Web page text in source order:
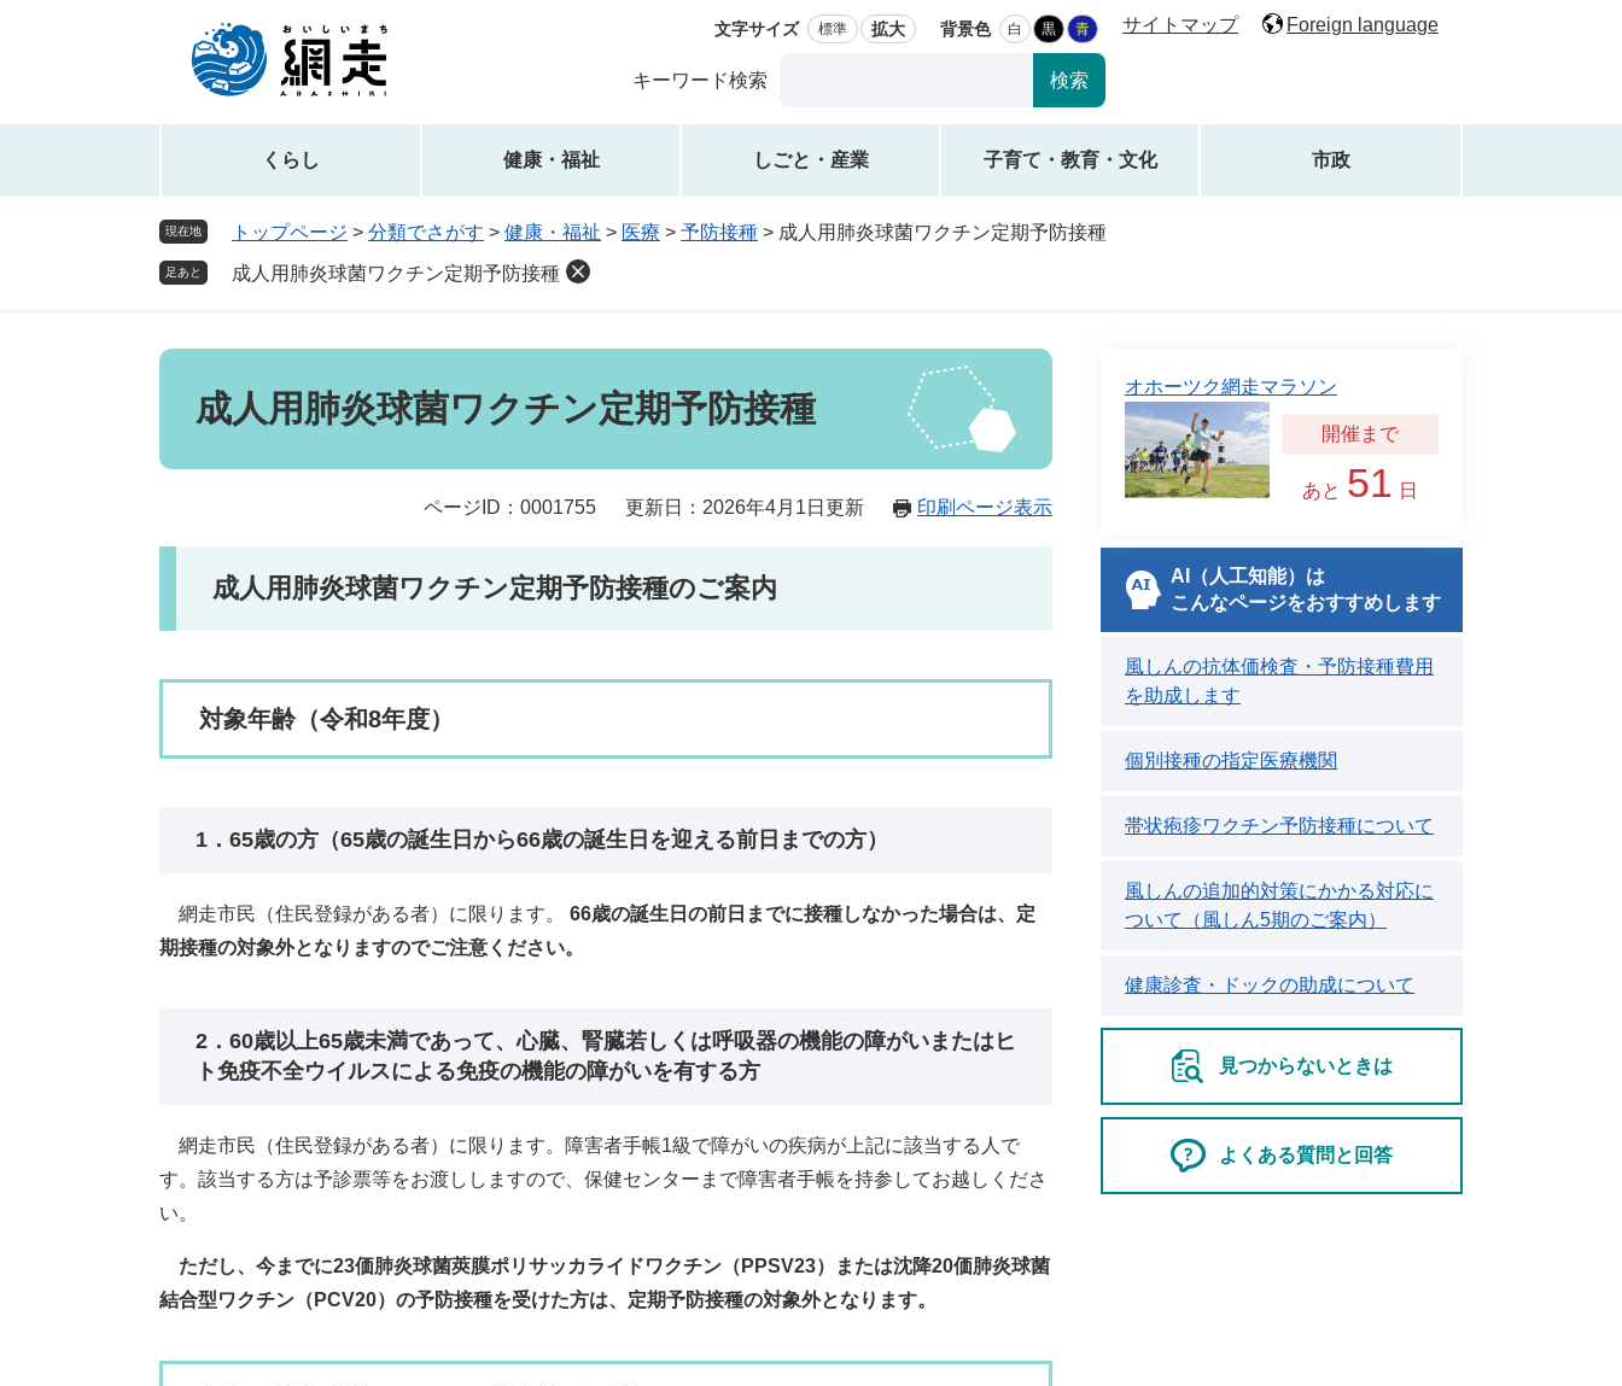
先
を
文字サイズ 標準 拡大 背景色 白 黒 青 サイトマップ Foreign language
キーワード検索
ス
タ
索
くらし 健康・福祉 しごと・産業 子育て・教育・文化 市政
現在地 トップページ > 分類でさがす > 健康・福祉 > 医療 > 予防接種 > 成人用肺炎球菌ワクチン定期予防接種
足あと 成人用肺炎球菌ワクチン定期予防接種
本
成人用肺炎球菌ワクチン定期予防接種
ページID：0001755 更新日：2026年4月1日更新 印刷ページ表示
成人用肺炎球菌ワクチン定期予防接種のご案内
対象年齢（令和8年度）
1．65歳の方（65歳の誕生日から66歳の誕生日を迎える前日までの方）
網走市民（住民登録がある者）に限ります。 66歳の誕生日の前日までに接種しなかった場合は、定
期接種の対象外となりますのでご注意ください。​
2．60歳以上65歳未満であって、心臓、腎臓若しくは呼吸器の機能の障がいまたはヒ
ト免疫不全ウイルスによる免疫の機能の障がいを有する方
網走市民（住民登録がある者）に限ります。障害者手帳1級で障がいの疾病が上記に該当する人で
す。該当する方は予診票等をお渡ししますので、保健センターまで障害者手帳を持参してお越しくださ
い。
ただし、今までに23価肺炎球菌莢膜ポリサッカライドワクチン（PPSV23​）または沈降20価肺炎球菌
結合型ワクチン（PCV20）の予防接種を受けた方は、定期予防接種の対象外となります。
オホーツク網走マラソン
あと 51 日
AI（人工知能）は
こんなページをおすすめします
風しんの抗体価検査・予防接種費用
を助成します
個別接種の指定医療機関
帯状疱疹ワクチン予防接種について
風しんの追加的対策にかかる対応に
ついて（風しん5期のご案内）
健康診査・ドックの助成について
見つからないときは
よくある質問と回答